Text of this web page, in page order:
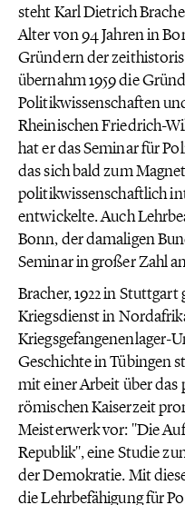
steht Karl Dietrich
Alter von 94 Jahren in
Gründern der
übernahm 1959 die
Politikwissenschaften
Rheinischen Friedrich-
hat er das Seminar für
das sich bald zum
politikwissenschaftlich
entwickelte. Auch
Bonn, der damaligen
Seminar in großer Zahl
Bracher, 1922 in
Kriegsdienst in
Kriegsgefangenenlager-
Geschichte in Tübingen
mit einer Arbeit über
römischen Kaiserzeit
Meisterwerk vor: ''Die
Republik'', eine Studie
der Demokratie. Mit
die Lehrbefähigung für